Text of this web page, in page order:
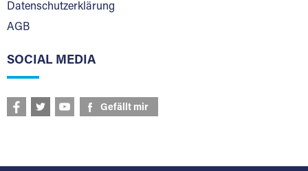
Datenschutzerklärung
AGB
SOCIAL MEDIA
Gefällt mir